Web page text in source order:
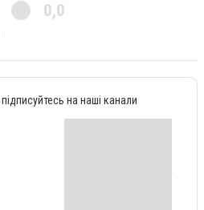
0,0
на наші канали